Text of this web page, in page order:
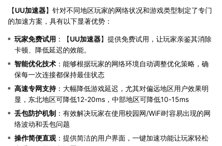
【UU加速器】针对不同地区玩家的网络状况和游戏类型制定了专门
的加速方案，具有以下显著优势：
玩家免费试用 ：【UU加速器】提供免费试用，让玩家亲鉴其消除
卡顿、降低延迟的效能。
智能优化技术 ：能够根据玩家的网络环境自动调整优化策略，确
保每一次连接都保持最佳状态
高速专网支持：大幅降低游戏延迟，尤其对偏远地区用户效果明
显，东北地区可降低12-20ms，中部地区可降低10-15ms
丢包防护机制 ：有效解决玩家在使用校园网/WiFi时容易出现的网
络波动和丢包问题
操作简便直观：提供简洁的用户界面，一键加速功能让玩家轻松